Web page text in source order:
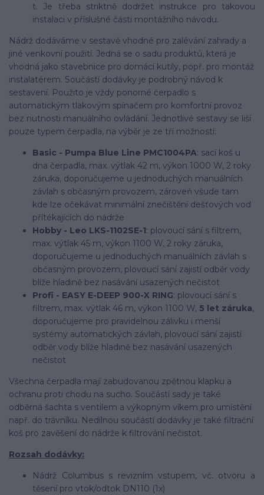
t. Je třeba striktně dodržet instrukce pro takovou
instalaci v příslušné části montážního návodu.
Nádrž dodáváme v sestavě vhodné pro zalévání zahrady a
jiné venkovní použití. Jedná se o sadu produktů, která je
vhodná jako stavebnice pro domácí kutily, popř. pro montáž
instalatérem. Součástí dodávky je podrobný návod k
sestavení. Použito je vždy ponorné čerpadlo s
automatickým tlakovým spínačem pro komfortní provoz
bez nutnosti manuálního ovládání. Jednotlivé sestavy se liší
pouze typem čerpadla, na výběr je ze tří možností:
Basic - Pumpa Blue Line PMC1004PA: sací koš u
dna čerpadla, max. výtlak 42 m, výkon 1000 W, 2 roky
záruka, doporučujeme u jednoduchých manuálních
závlah s občasným provozem, zároveň všude tam
kde lze očekávat minimální znečištění dešťových vod
přítékajících do nádrže
Hobby - Leo LKS-1102SE-1: plovoucí sání s filtrem,
max. výtlak 45 m, výkon 1100 W, 2 roky záruka,
doporučujeme u jednoduchých manuálních závlah s
občasným provozem, plovoucí sání zajistí odběr vody
blíže hladině bez nasávání usazených nečistot
Profi - EASY E-DEEP 900-X RING: plovoucí sání s
filtrem, max. výtlak 46 m, výkon 1100 W, 5 let záruka,
doporučujeme pro pravidelnou zálivku i menší
systémy automatických závlah, plovoucí sání zajistí
odběr vody blíže hladině bez nasávání usazených
nečistot
Všechna čerpadla mají zabudovanou zpětnou klapku a
ochranu proti chodu na sucho. Součástí sady je také
odběrná šachta s ventilem a výkopným víkem pro umístění
např. do trávníku. Nedílnou součástí dodávky je také filtrační
koš pro zavěšení do nádrže k filtrování nečistot.
Rozsah dodávky:
Nádrž Columbus s revizním vstupem, vč. otvoru a
těsení pro vtok/odtok DN110 (1x)